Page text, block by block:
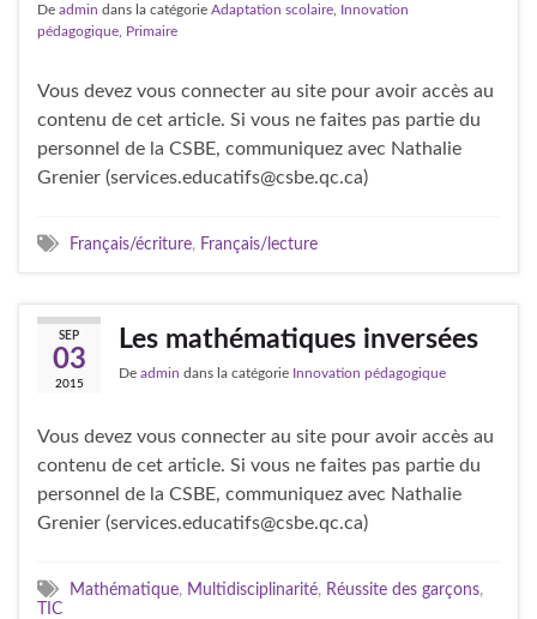
De admin dans la catégorie Adaptation scolaire Innovation
pédagogique Primaire
Vous devez vous connecter au site pour avoir accès au
contenu de cet article. Si vous ne faites pas partie du
personnel de la CSBE, communiquez avec Nathalie
Grenier (services.educatifs@csbe.qc.ca)
Français/écriture, Français/lecture
SEP
03
2015
Les mathématiques inversées
De admin dans la catégorie Innovation pédagogique
Vous devez vous connecter au site pour avoir accès au
contenu de cet article. Si vous ne faites pas partie du
personnel de la CSBE, communiquez avec Nathalie
Grenier (services.educatifs@csbe.qc.ca)
Mathématique, Multidisciplinarité, Réussite des garçons,
TIC